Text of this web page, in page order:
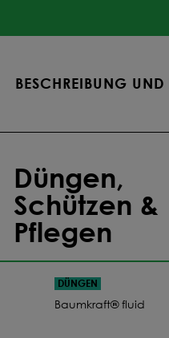
BESCHREIBUNG
Düngen,
Schützen &
Pflegen
DÜNGEN
Baumkraft® fluid